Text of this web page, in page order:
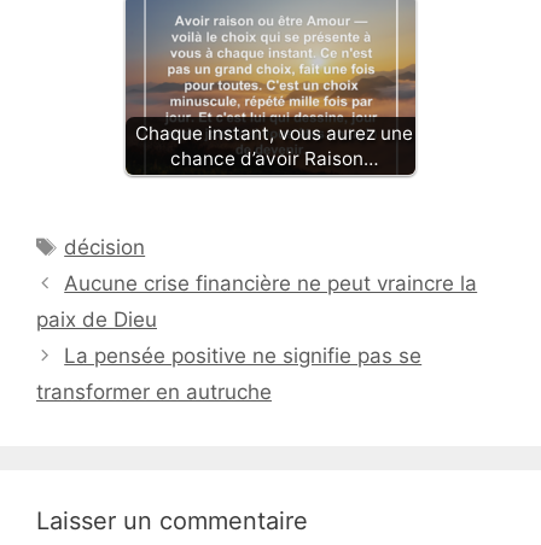
Chaque instant, vous aurez une
chance d’avoir Raison…
Étiquettes
décision
Aucune crise financière ne peut vraincre la
paix de Dieu
La pensée positive ne signifie pas se
transformer en autruche
Laisser un commentaire